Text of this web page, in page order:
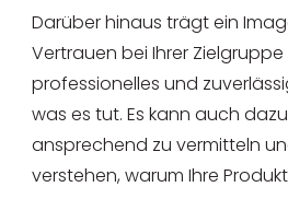
Darüber hinaus trägt ein
Vertrauen bei Ihrer
professionelles und
was es tut. Es kann auch
ansprechend zu vermitteln
verstehen, warum Ihre